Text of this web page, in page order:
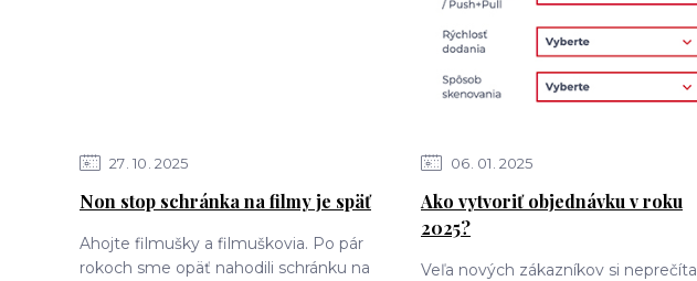
27 10 2025
Non stop schránka na filmy je späť
Ahojte filmušky a filmuškovia. Po pár
rokoch sme opäť nahodili schránku na
06 01 2025
Ako vytvoriť objednávku v roku
2025?
Veľa nových zákazníkov si neprečíta